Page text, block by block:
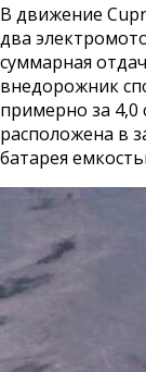
В движение
два
суммарная
внедорожник
примерно за 4,0
расположена в
батарея